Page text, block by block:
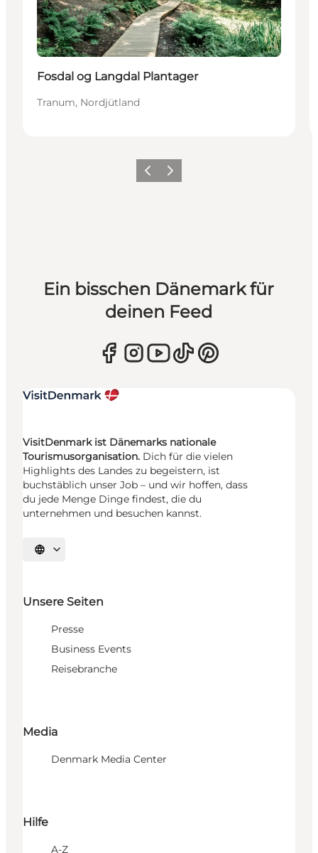
Fosdal og Langdal Plantager
Tranum, Nordjütland
ZurückWeiter
Ein bisschen Dänemark für
deinen Feed
VisitDenmark ist Dänemarks nationale
Tourismusorganisation. Dich für die vielen
Highlights des Landes zu begeistern, ist
buchstäblich unser Job – und wir hoffen, dass
du jede Menge Dinge findest, die du
unternehmen und besuchen kannst.
Sprache auswählen
Unsere Seiten
Presse
Business Events
Reisebranche
Media
Denmark Media Center
Hilfe
A-Z